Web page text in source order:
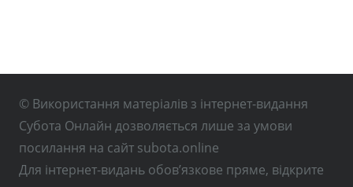
© Використання матеріалів з інтернет-видання
Субота Онлайн дозволяється лише за умови
посилання на сайт subota.online
Для інтернет-видань обов’язкове пряме, відкрите